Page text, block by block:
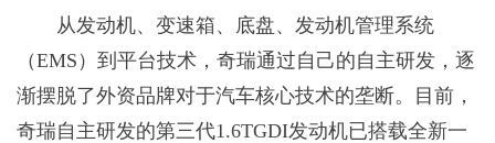
从发动机、变速箱、底盘、发动机管理系统
（EMS）到平台技术，奇瑞通过自己的自主研发，逐
渐摆脱了外资品牌对于汽车核心技术的垄断。目前，
奇瑞自主研发的第三代1.6TGDI发动机已搭载全新一